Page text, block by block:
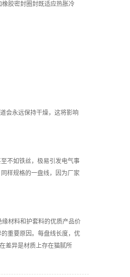
胶密封圈封既适应热胀冷
会永远保持干燥，这将影响
不如铁丝，极易引发电气事
样规格的一盘线，因为厂家
材料和护套料的优质产品价
重要原因。每盘线长度，优
差异是材质上存在猫腻所